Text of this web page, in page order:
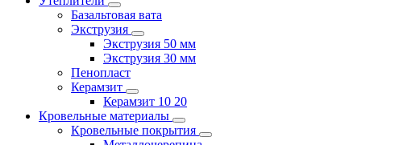
Базальтовая вата
Экструзия
Экструзия 50 мм
Экструзия 30 мм
Пенопласт
Керамзит
Керамзит 10 20
Кровельные материалы
Кровельные покрытия